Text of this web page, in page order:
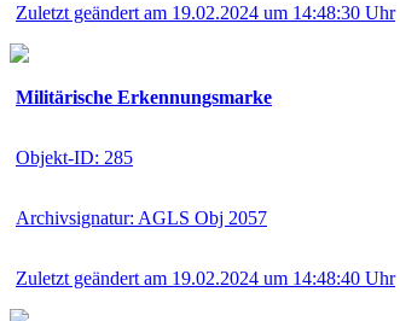
Zuletzt geändert am 19.02.2024 um 14:48:30 Uhr
Militärische Erkennungsmarke
Objekt-ID: 285
Archivsignatur: AGLS Obj 2057
Zuletzt geändert am 19.02.2024 um 14:48:40 Uhr